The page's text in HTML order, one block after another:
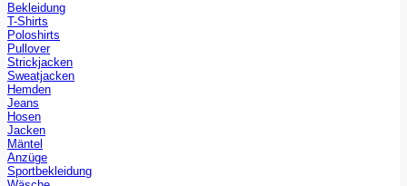
Bekleidung
T-Shirts
Poloshirts
Pullover
Strickjacken
Sweatjacken
Hemden
Jeans
Hosen
Jacken
Mäntel
Anzüge
Sportbekleidung